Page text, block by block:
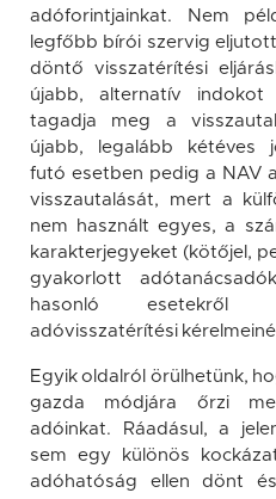
adóforintjainkat. Nem
legfőbb bírói szervig
döntő visszatérítési
újabb, alternatív
tagadja meg a
újabb, legalább kétéves
futó esetben pedig a NAV
visszautalását, mert a
nem használt egyes, a
karakterjegyeket (kötőjel,
gyakorlott
hasonló esetekről
adóvisszatérítési
Egyik oldalról örülhetünk,
gazda módjára őrzi
adóinkat. Ráadásul, a
sem egy különös
adóhatóság ellen dönt